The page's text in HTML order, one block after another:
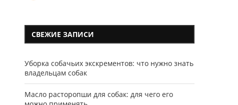
СВЕЖИЕ ЗАПИСИ
Уборка собачьих экскрементов: что нужно знать
владельцам собак
Масло расторопши для собак: для чего его